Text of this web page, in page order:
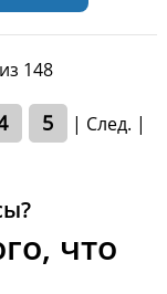
148
5 | След. |
что